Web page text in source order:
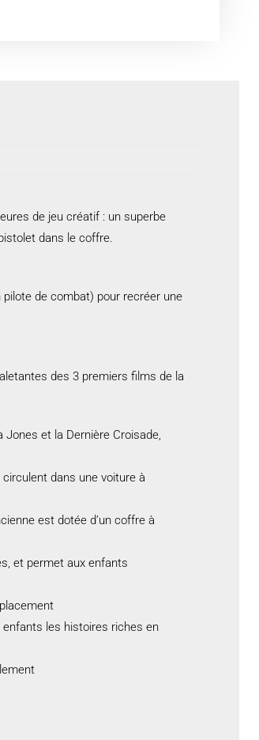
de jeu créatif : un superbe
dans le coffre.
de combat) pour recréer une
des 3 premiers films de la
et la Dernière Croisade,
dans une voiture à
est dotée d’un coffre à
et permet aux enfants
les histoires riches en